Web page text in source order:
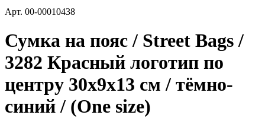
Арт. 00-00010438
Сумка на пояс / Street Bags /
3282 Красный логотип по
центру 30х9х13 см / тёмно-
синий / (One size)